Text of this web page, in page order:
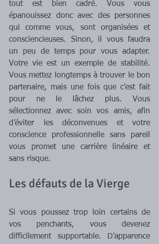
tout est bien cadré. Vous vous
épanouissez donc avec des personnes
qui comme vous, sont organisées et
consciencieuses. Sinon, il vous faudra
un peu de temps pour vous adapter.
Votre vie est un exemple de stabilité.
Vous mettez longtemps à trouver le bon
partenaire, mais une fois que c’est fait
pour ne le lâchez plus. Vous
sélectionnez avec soin vos amis, afin
d’éviter les déconvenues et votre
conscience professionnelle sans pareil
vous promet une carrière linéaire et
sans risque.
Les défauts de la Vierge
Si vous poussez trop loin certains de
vos penchants, vous devenez
difficilement supportable. D’apparence